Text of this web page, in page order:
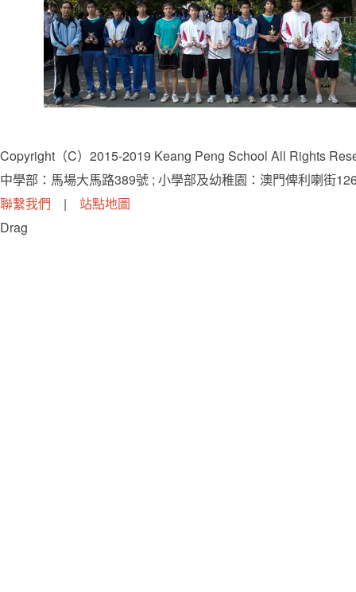
Copyright（C）2015-2019 Keang Peng School All Rights
中學部：馬場大馬路389號 ; 小學部及幼稚園：澳門俾利喇街
聯繫我們 | 站點地圖
Drag